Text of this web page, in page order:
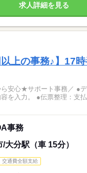
求人詳細を見る
以上の事務♪】17
ら安心★サポート事務／ ●
を入力。 ●伝票整理：支
事務
大分駅（車 15分）
交通費全額支給